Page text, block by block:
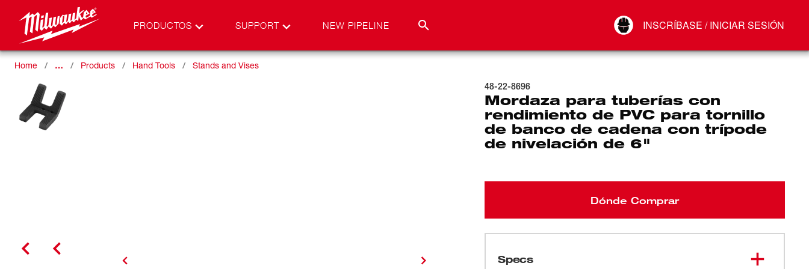
PRODUCTOS SUPPORT NEW PIPELINE INSCRÍBASE / INICIAR SESIÓN
Conectar
Home … Products Hand Tools Stands and Vises
48-22-8696
Mordaza para tuberías con
rendimiento de PVC para tornillo
de banco de cadena con trípode
de nivelación de 6"
Dónde Comprar
Specs